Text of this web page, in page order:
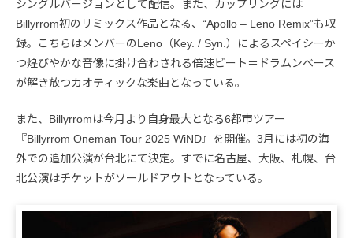
シングルバージョンとして配信。また、カップリングには
Billyrrom初のリミックス作品となる、“Apollo – Leno Remix”も収
録。こちらはメンバーのLeno（Key. / Syn.）によるスペイシーか
つ煌びやかな音像に掛け合わされる倍速ビート＝ドラムンベース
が解き放つカオティックな楽曲となっている。
また、Billyrromは今月より自身最大となる6都市ツアー
『Billyrrom Oneman Tour 2025 WiND』を開催。3月には初の海
外での追加公演が台北にて決定。すでに名古屋、大阪、札幌、台
北公演はチケットがソールドアウトとなっている。